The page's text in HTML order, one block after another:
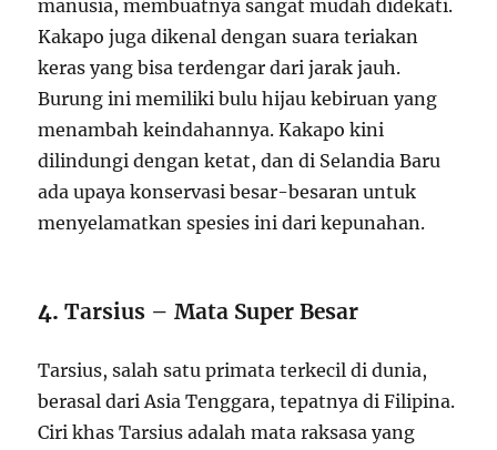
manusia, membuatnya sangat mudah didekati.
Kakapo juga dikenal dengan suara teriakan
keras yang bisa terdengar dari jarak jauh.
Burung ini memiliki bulu hijau kebiruan yang
menambah keindahannya. Kakapo kini
dilindungi dengan ketat, dan di Selandia Baru
ada upaya konservasi besar-besaran untuk
menyelamatkan spesies ini dari kepunahan.
4.Tarsius – Mata Super Besar
Tarsius, salah satu primata terkecil di dunia,
berasal dari Asia Tenggara, tepatnya di Filipina.
Ciri khas Tarsius adalah mata raksasa yang